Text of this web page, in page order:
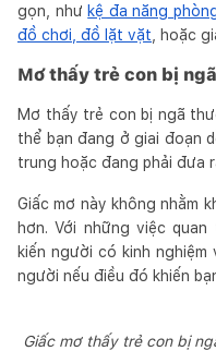
gọn, như kệ đa năng
đồ chơi, đồ lặt vặt , hoặc
Mơ thấy trẻ con bị ngã
Mơ thấy trẻ con bị ngã
thể bạn đang ở giai đoạn
trung hoặc đang phải đưa
Giấc mơ này không nhằm
hơn. Với những việc
kiến người có kinh
người nếu điều đó khiến
Giấc mơ thấy trẻ con bị